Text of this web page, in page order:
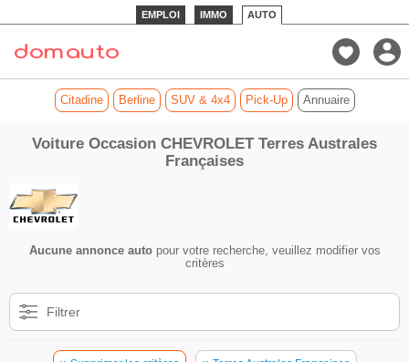
EMPLOI IMMO AUTO
Citadine Berline SUV & 4x4 Pick-Up Annuaire
Voiture Occasion CHEVROLET Terres Australes
Françaises
Aucune annonce autopour votre recherche, veuillez modifier vos
critères
Filtrer